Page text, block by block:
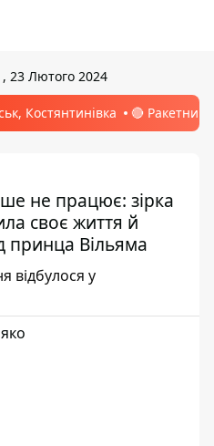
23 Лютого 2024
Костянтинівка 🔴 Ракетний
не працює: зірка
своє життя й
принца Вільяма
відбулося у